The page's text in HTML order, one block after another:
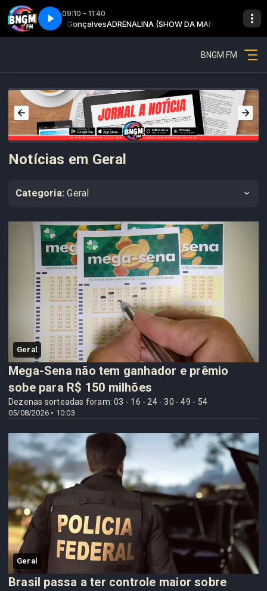
09:10 - 11:40
GonçalvesADRENALINA (SHOW DA MANHÂ) com Jhonatas
- Parte 4 Adrenalina - Show da manhã - Parte 4
BNGM FM
Notícias em Geral
Categoria: Geral
Geral
05/08/2026 • 10:03
Mega-Sena não tem ganhador e prêmio
sobe para R$ 150 milhões
Dezenas sorteadas foram: 03 - 16 - 24 - 30 - 49 - 54
Geral
Brasil passa a ter controle maior sobre